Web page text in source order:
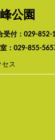
公園
付： 029-852-
： 029-855-
セス